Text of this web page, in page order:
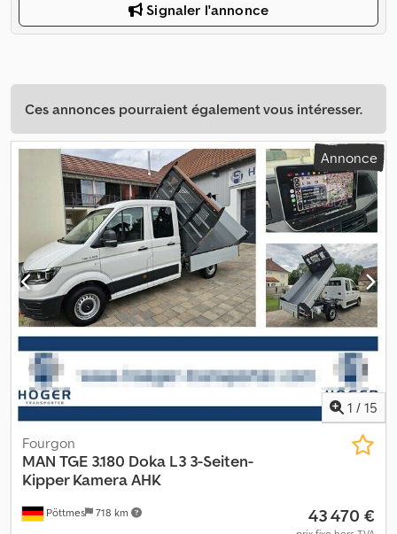
Signaler l'annonce
Ces annonces pourraient également vous intéresser.
Annonce
1 / 15
Pöttmes 718 km
Fourgon
MAN TGE 3.180 Doka L3 3-Seiten-
Kipper Kamera AHK
43 470 €